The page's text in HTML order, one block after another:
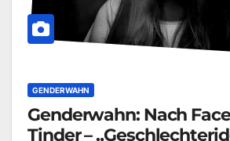
GENDERWAHN
Genderwahn: Nach
Tinder –